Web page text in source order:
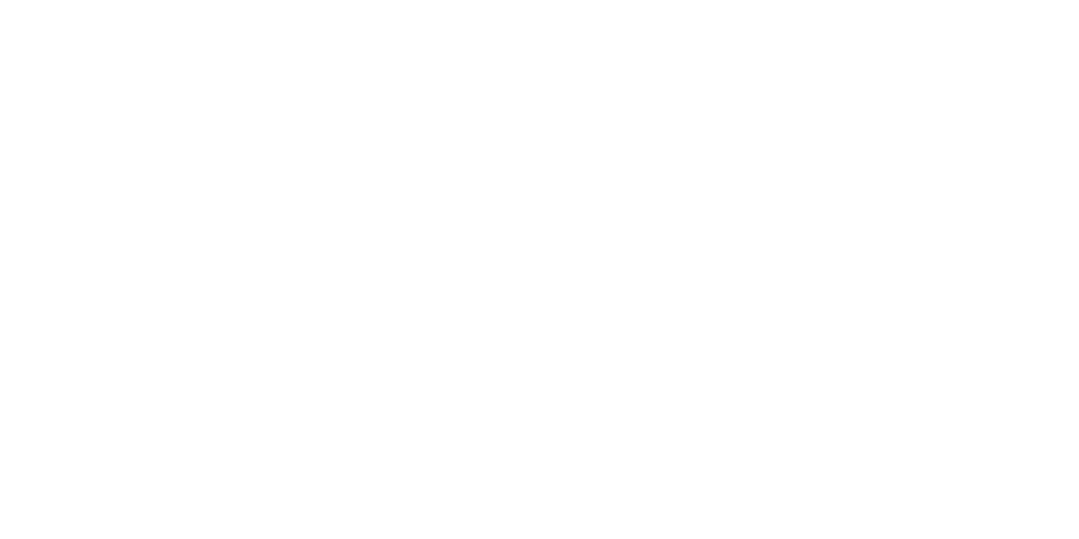
конструкцию, включающую все необходимые элементы для закрепления мачты в нужном
не входят и приобретаются отдельно в зависимости от типа грунта).
нужного количества и нужной высоты. Все комплектующие к мачтам подбираются
и т.д.). Все мачты исполняются в двух видах – под активный и пассивный молниеприемники.
типы конструкций:
секции из нержавеющей стали длиной от 2 до 6 метров.
от 1 до 9 метров и закрепляются на плоских поверхностях при помощи бетонных